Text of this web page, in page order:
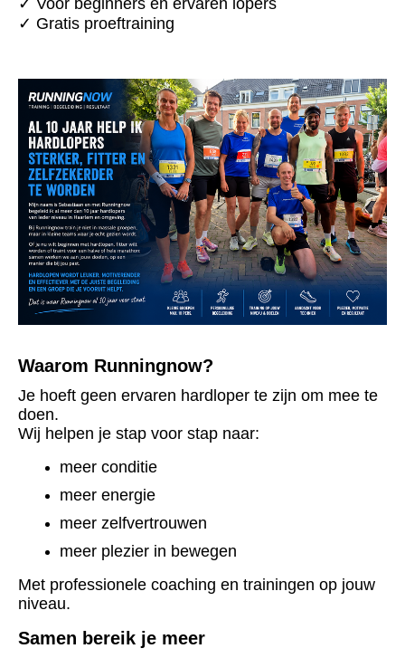
✓ Voor beginners én ervaren lopers
✓ Gratis proeftraining
Waarom Runningnow?
Je hoeft geen ervaren hardloper te zijn om mee te
doen.
Wij helpen je stap voor stap naar:
meer conditie
meer energie
meer zelfvertrouwen
meer plezier in bewegen
Met professionele coaching en trainingen op jouw
niveau.
Samen bereik je meer